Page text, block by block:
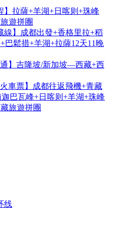
】拉薩+羊湖+日喀则+珠峰
遊拼團
線】成都出發+香格里拉+稻
巴鬆措+羊湖+拉薩12天11晚
】吉隆坡/新加坡—西藏+西
車票】成都往返飛機+青藏
巴瓦峰+日喀则+羊湖+珠峰
旅遊拼團
线